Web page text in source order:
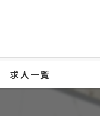
求人一覧